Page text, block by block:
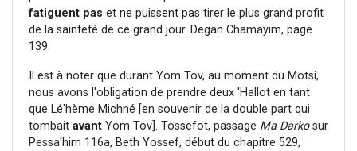
fatiguent pas et ne puissent pas tirer le plus grand profit
de la sainteté de ce grand jour. Degan Chamayim, page
139.
Il est à noter que durant Yom Tov, au moment du Motsi,
nous avons l'obligation de prendre deux 'Hallot en tant
que Lé'hème Michné [en souvenir de la double part qui
tombait avant Yom Tov]. Tossefot, passage Ma Darkosur
Pessa'him 116a, Beth Yossef, début du chapitre 529,